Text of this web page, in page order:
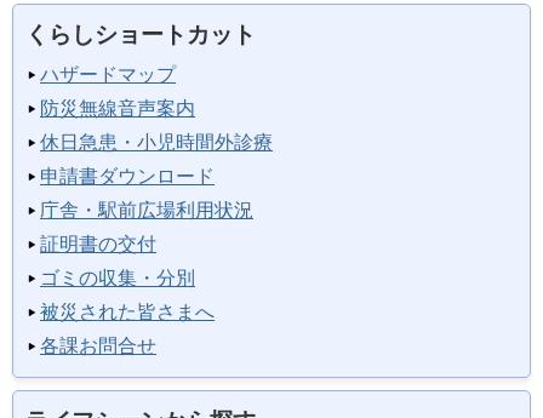
くらしショートカット
ハザードマップ
防災無線音声案内
休日急患・小児時間外診療
申請書ダウンロード
庁舎・駅前広場利用状況
証明書の交付
ゴミの収集・分別
被災された皆さまへ
各課お問合せ